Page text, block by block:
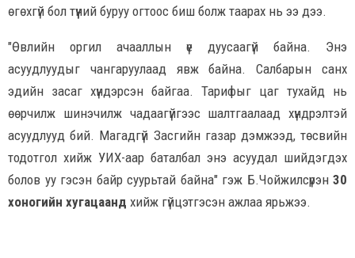
өгөхгүй бол түүний буруу огтоос биш болж таарах нь ээ дээ.
"Өвлийн оргил ачааллын үе дуусаагүй байна. Энэ
асуудлуудыг чангаруулаад явж байна. Салбарын санхүү
эдийн засаг хүндэрсэн байгаа. Тарифыг цаг тухайд нь
өөрчилж шинэчилж чадаагүйгээс шалтгаалаад хүндрэлтэй
асуудлууд бий. Магадгүй Засгийн газар дэмжээд, төсвийн
тодотгол хийж УИХ-аар баталбал энэ асуудал шийдэгдэх
болов уу гэсэн байр суурьтай байна" гэж Б.Чойжилсүрэн 30
хоногийн хугацаанд хийж гүйцэтгэсэн ажлаа ярьжээ.